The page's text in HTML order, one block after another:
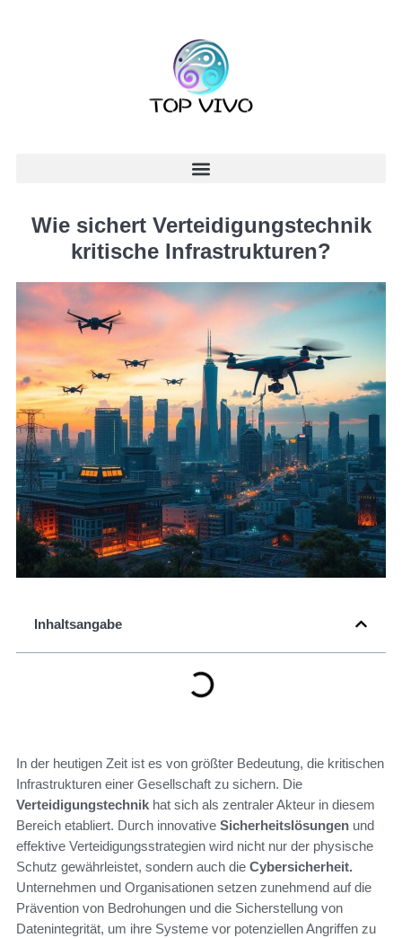
Wie sichert Verteidigungstechnik
kritische Infrastrukturen?
Inhaltsangabe
In der heutigen Zeit ist es von größter Bedeutung, die kritischen
Infrastrukturen einer Gesellschaft zu sichern. Die
Verteidigungstechnik hat sich als zentraler Akteur in diesem
Bereich etabliert. Durch innovative Sicherheitslösungen und
effektive Verteidigungsstrategien wird nicht nur der physische
Schutz gewährleistet, sondern auch die Cybersicherheit.
Unternehmen und Organisationen setzen zunehmend auf die
Prävention von Bedrohungen und die Sicherstellung von
Datenintegrität, um ihre Systeme vor potenziellen Angriffen zu